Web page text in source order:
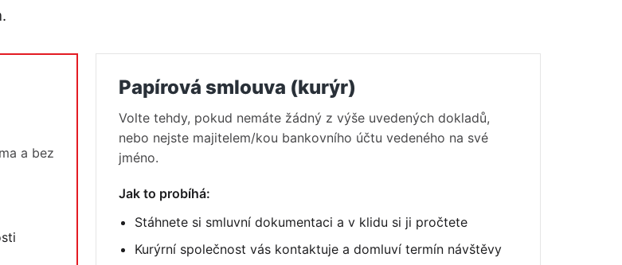
a bez
Papírová smlouva (kurýr)
Volte tehdy, pokud nemáte žádný z výše uvedených dokladů,
nebo nejste majitelem/kou bankovního účtu vedeného na své
jméno.
Jak to probíhá:
Stáhnete si smluvní dokumentaci a v klidu si ji pročtete
Kurýrní společnost vás kontaktuje a domluví termín návštěvy